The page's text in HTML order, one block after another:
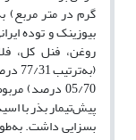
گرم در متر مربع)
بیوزینک و توده
روغن، فنل کل،
05/70 درصد)
پیش‌تیمار بذر با
بسزایی داشت.